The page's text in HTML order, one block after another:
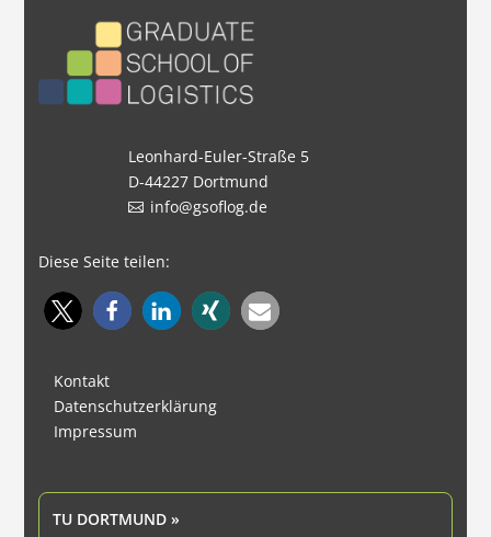
Leonhard-Euler-Straße 5
D-44227 Dortmund
info@gsoflog.de
Diese Seite teilen:
Kontakt
Datenschutzerklärung
Impressum
TU DORTMUND »